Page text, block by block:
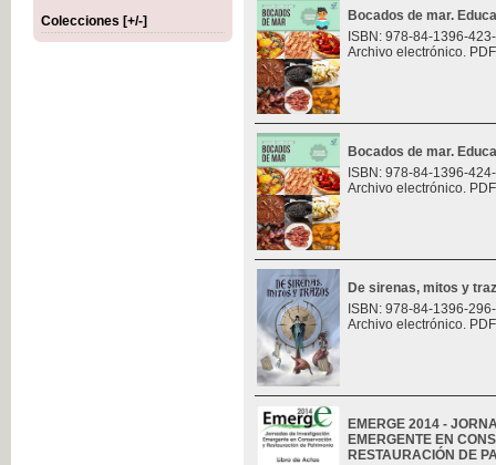
Colecciones [+/-]
Bocados de mar.
ISBN: 978-84-1396-
Archivo electrónico.
Bocados de mar.
ISBN: 978-84-1396-
Archivo electrónico.
De sirenas, mitos y
ISBN: 978-84-1396-
Archivo electrónico.
EMERGE 2014 -
EMERGENTE EN
RESTAURACIÓN DE